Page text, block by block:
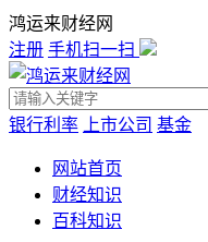
鸿运来财经网
注册 手机扫一扫
银行利率 上市公司 基金
网站首页
财经知识
百科知识